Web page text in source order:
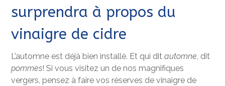
surprendra à propos du
vinaigre de cidre
L’automne est déjà bien installé. Et qui ditautomne, dit
pommes! Si vous visitez un de nos magnifiques
vergers, pensez à faire vos réserves de vinaigre de